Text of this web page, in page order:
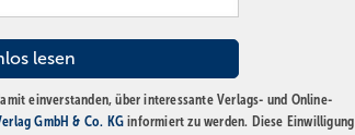
einverstanden, über interessante Verlags- und Online-
GmbH & Co. KG informiert zu werden. Diese Einwilligung